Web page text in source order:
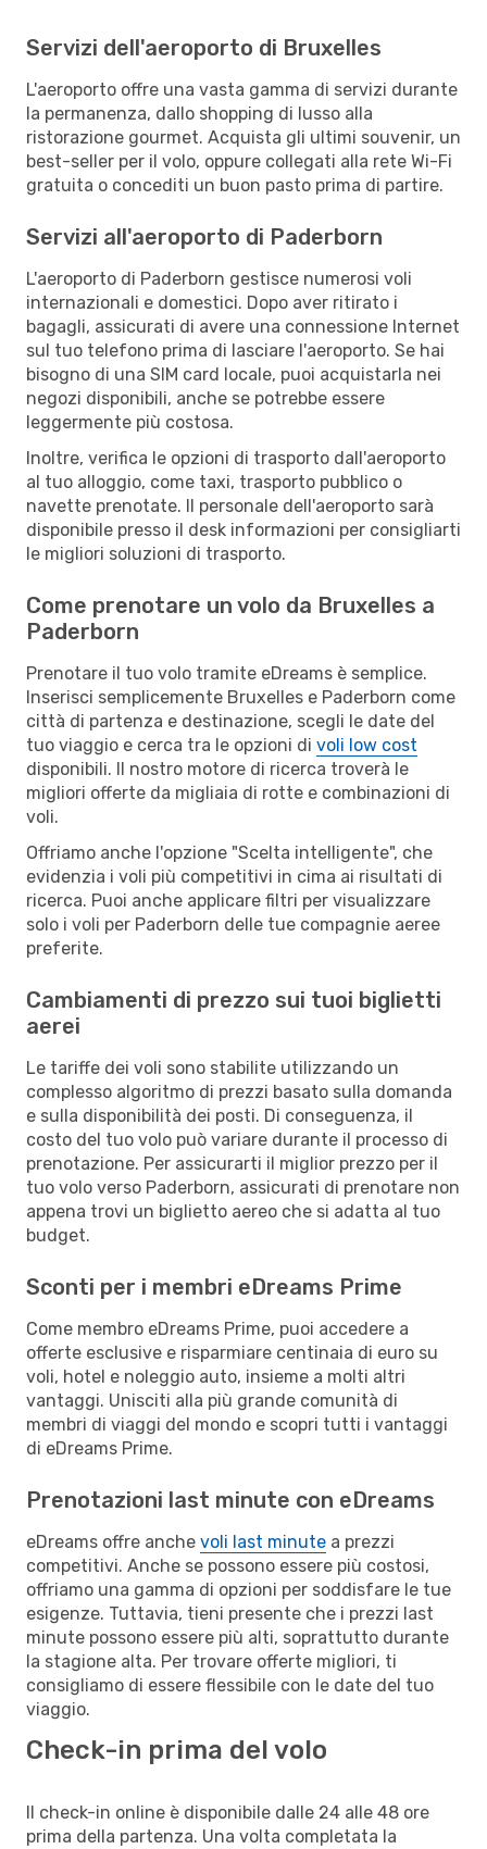
Servizi dell'aeroporto di Bruxelles
L'aeroporto offre una vasta gamma di servizi durante
la permanenza, dallo shopping di lusso alla
ristorazione gourmet. Acquista gli ultimi souvenir, un
best-seller per il volo, oppure collegati alla rete Wi-Fi
gratuita o concediti un buon pasto prima di partire.
Servizi all'aeroporto di Paderborn
L'aeroporto di Paderborn gestisce numerosi voli
internazionali e domestici. Dopo aver ritirato i
bagagli, assicurati di avere una connessione Internet
sul tuo telefono prima di lasciare l'aeroporto. Se hai
bisogno di una SIM card locale, puoi acquistarla nei
negozi disponibili, anche se potrebbe essere
leggermente più costosa.
Inoltre, verifica le opzioni di trasporto dall'aeroporto
al tuo alloggio, come taxi, trasporto pubblico o
navette prenotate. Il personale dell'aeroporto sarà
disponibile presso il desk informazioni per consigliarti
le migliori soluzioni di trasporto.
Come prenotare un volo da Bruxelles a
Paderborn
Prenotare il tuo volo tramite eDreams è semplice.
Inserisci semplicemente Bruxelles e Paderborn come
città di partenza e destinazione, scegli le date del
tuo viaggio e cerca tra le opzioni di voli low cost
disponibili. Il nostro motore di ricerca troverà le
migliori offerte da migliaia di rotte e combinazioni di
voli.
Offriamo anche l'opzione "Scelta intelligente", che
evidenzia i voli più competitivi in cima ai risultati di
ricerca. Puoi anche applicare filtri per visualizzare
solo i voli per Paderborn delle tue compagnie aeree
preferite.
Cambiamenti di prezzo sui tuoi biglietti
aerei
Le tariffe dei voli sono stabilite utilizzando un
complesso algoritmo di prezzi basato sulla domanda
e sulla disponibilità dei posti. Di conseguenza, il
costo del tuo volo può variare durante il processo di
prenotazione. Per assicurarti il miglior prezzo per il
tuo volo verso Paderborn, assicurati di prenotare non
appena trovi un biglietto aereo che si adatta al tuo
budget.
Sconti per i membri eDreams Prime
Come membro eDreams Prime, puoi accedere a
offerte esclusive e risparmiare centinaia di euro su
voli, hotel e noleggio auto, insieme a molti altri
vantaggi. Unisciti alla più grande comunità di
membri di viaggi del mondo e scopri tutti i vantaggi
di eDreams Prime.
Prenotazioni last minute con eDreams
eDreams offre anche voli last minute a prezzi
competitivi. Anche se possono essere più costosi,
offriamo una gamma di opzioni per soddisfare le tue
esigenze. Tuttavia, tieni presente che i prezzi last
minute possono essere più alti, soprattutto durante
la stagione alta. Per trovare offerte migliori, ti
consigliamo di essere flessibile con le date del tuo
viaggio.
Check-in prima del volo
Il check-in online è disponibile dalle 24 alle 48 ore
prima della partenza. Una volta completata la